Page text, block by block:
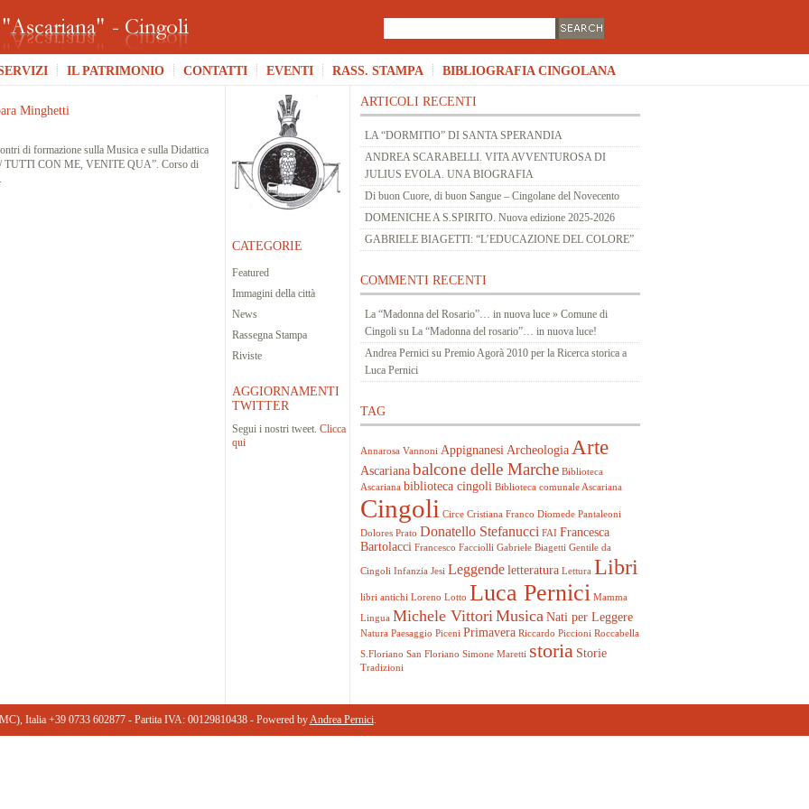
IL PATRIMONIO CONTATTI EVENTI RASS. STAMPA BIBLIOGRAFIA CINGOLANA
Minghetti
di formazione sulla Musica e sulla Didattica
CON ME, VENITE QUA”. Corso di
CATEGORIE
Featured
Immagini della città
News
Rassegna Stampa
Riviste
AGGIORNAMENTI
TWITTER
Segui i nostri tweet. Clicca
qui
ARTICOLI RECENTI
LA “DORMITIO” DI SANTA SPERANDIA
ANDREA SCARABELLI. VITA AVVENTUROSA DI
JULIUS EVOLA. UNA BIOGRAFIA
Di buon Cuore, di buon Sangue – Cingolane del Novecento
DOMENICHE A S.SPIRITO. Nuova edizione 2025-2026
GABRIELE BIAGETTI: “L’EDUCAZIONE DEL COLORE”
COMMENTI RECENTI
La “Madonna del Rosario”… in nuova luce » Comune di
Cingoli su La “Madonna del rosario”… in nuova luce!
Andrea Pernici su Premio Agorà 2010 per la Ricerca storica a
Luca Pernici
TAG
Annarosa Vannoni Appignanesi Archeologia Arte
Ascariana balcone delle Marche Biblioteca
Ascariana biblioteca cingoli Biblioteca comunale Ascariana
Cingoli Circe Cristiana Franco Diomede Pantaleoni
Dolores Prato Donatello Stefanucci FAI Francesca
Bartolacci Francesco Facciolli Gabriele Biagetti Gentile da
Cingoli Infanzia Jesi Leggende letteratura Lettura Libri
libri antichi Loreno Lotto Luca Pernici Mamma
Lingua Michele VittoriMusica Nati per Leggere
Natura Paesaggio Piceni Primavera Riccardo Piccioni Roccabella
S.Floriano San Floriano Simone Maretti storia Storie
Tradizioni
Italia +39 0733 602877 ‎- Partita IVA: 00129810438 - Powered byAndrea Pernici.